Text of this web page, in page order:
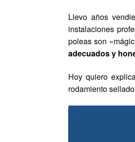
Llevo años
instalaciones
poleas son
adecuados y
Hoy quiero
rodamiento